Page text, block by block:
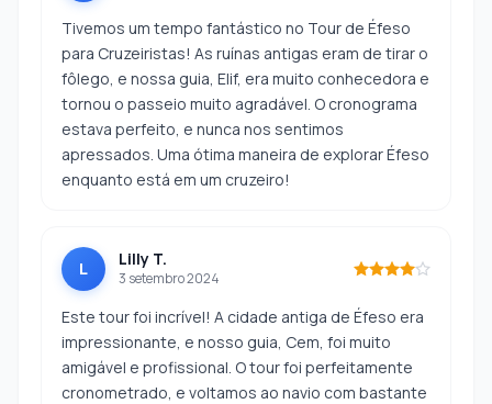
Tivemos um tempo fantástico no Tour de Éfeso
para Cruzeiristas! As ruínas antigas eram de tirar o
fôlego, e nossa guia, Elif, era muito conhecedora e
tornou o passeio muito agradável. O cronograma
estava perfeito, e nunca nos sentimos
apressados. Uma ótima maneira de explorar Éfeso
enquanto está em um cruzeiro!
L Lilly T.
3 setembro 2024
Este tour foi incrível! A cidade antiga de Éfeso era
impressionante, e nosso guia, Cem, foi muito
amigável e profissional. O tour foi perfeitamente
cronometrado, e voltamos ao navio com bastante